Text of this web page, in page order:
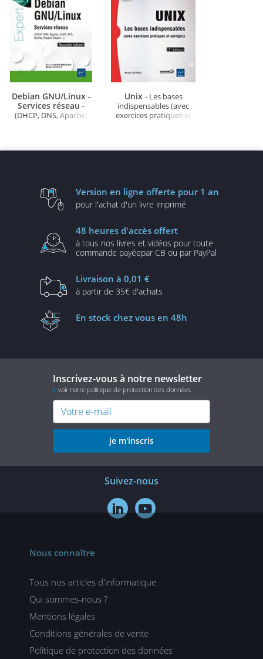
Debian GNU/Linux -
Services réseau -
(DHCP, DNS, Apache,
Unix - Les bases
indispensables (avec
exercices pratiques et
Version en ligne offerte pour 1 an
pour l'achat d'un livre imprimé
48 heures d'accès offert
à tous nos livres et vidéos pour toute
commande payéepar CB ou par PayPal
Livraison à 0,01 €
à partir de 35€ d'achats
En stock chez vous en 48h
Inscrivez-vous à notre newsletter
voir notre politique de protection des données
je m'inscris
Suivez-nous
 
Nous connaître
Tous nos articles d'informatique
Qui sommes-nous ?
Mentions légales
Conditions générales de vente
Politique de protection des données